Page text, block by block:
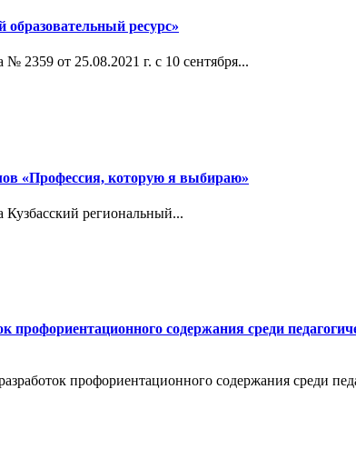
ресурс»
2359 от 25.08.2021 г. с 10 сентября...
«Профессия, которую я выбираю»
Кузбасский региональный...
профориентационного содержания среди
профориентационного содержания среди